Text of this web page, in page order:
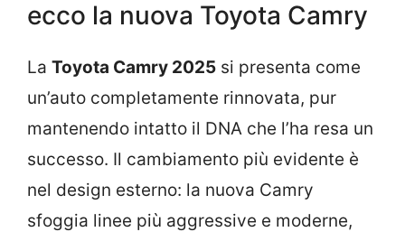
ecco la nuova Toyota Camry
La Toyota Camry 2025 si presenta come
un’auto completamente rinnovata, pur
mantenendo intatto il DNA che l’ha resa un
successo. Il cambiamento più evidente è
nel design esterno: la nuova Camry
sfoggia linee più aggressive e moderne,